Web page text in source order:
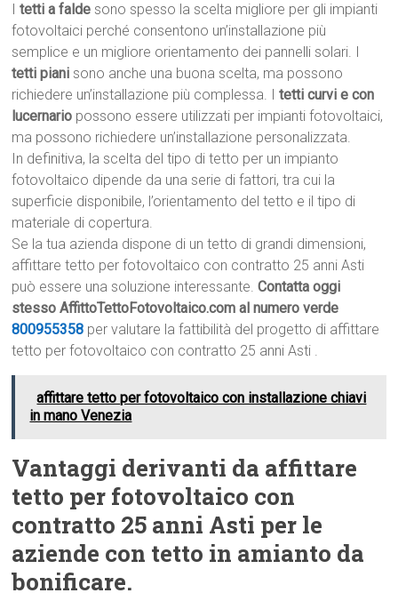
Itetti a falde sono spesso la scelta migliore per gli impianti
fotovoltaici perché consentono un’installazione più
semplice e un migliore orientamento dei pannelli solari. I
tetti piani sono anche una buona scelta, ma possono
richiedere un’installazione più complessa. Itetti curvi e con
lucernario possono essere utilizzati per impianti fotovoltaici,
ma possono richiedere un’installazione personalizzata.
In definitiva, la scelta del tipo di tetto per un impianto
fotovoltaico dipende da una serie di fattori, tra cui la
superficie disponibile, l’orientamento del tetto e il tipo di
materiale di copertura.
Se la tua azienda dispone di un tetto di grandi dimensioni,
affittare tetto per fotovoltaico con contratto 25 anni Asti
può essere una soluzione interessante.Contatta oggi
stesso AffittoTettoFotovoltaico.com al numero verde
800955358 per valutare la fattibilità del progetto di affittare
tetto per fotovoltaico con contratto 25 anni Asti .
affittare tetto per fotovoltaico con installazione chiavi
in mano Venezia
Vantaggi derivanti da affittare
tetto per fotovoltaico con
contratto 25 anni Asti per le
aziende con tetto in amianto da
bonificare.